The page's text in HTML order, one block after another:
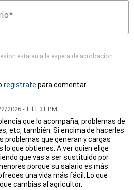
estarán a la espera de aprobación
registrate para comentar
2026 - 1:11:31 PM
que lo acompaña, problemas de
etc; también. Si encima de hacerles
problemas que generan y cargas
que obtienes. A ver quien elige
que vas a ser sustituido por
porque su salario es más
una vida más fácil. Lo que
cambias al agricultor.